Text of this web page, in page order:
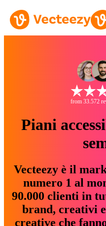
from 33.572
Piani
Vecteezy è il
numero 1 al
90.000 clienti in
brand, creativi
creative che